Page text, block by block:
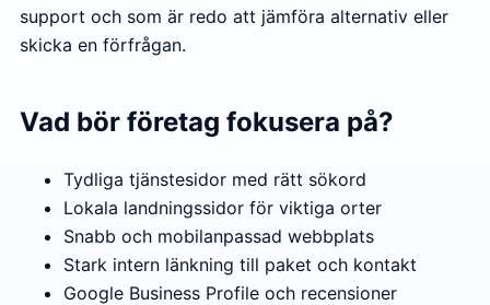
support och som är redo att jämföra alternativ eller
skicka en förfrågan.
Vad bör företag fokusera på?
Tydliga tjänstesidor med rätt sökord
Lokala landningssidor för viktiga orter
Snabb och mobilanpassad webbplats
Stark intern länkning till paket och kontakt
Google Business Profile och recensioner